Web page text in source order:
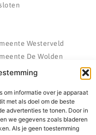
om informatie over je apparaat
met als doel om de beste
advertenties te tonen. Door in
we gegevens zoals bladeren
Als je geen toestemming
Westerveld
De Wolden